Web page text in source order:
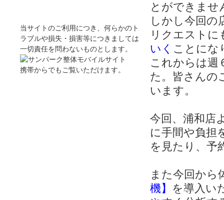
とができませ
しかし今回の
リクエストに
いく ことにな
これからは週
た。皆さんの
います。
今回、浦和店
に手間や負担
を見たり、予
また今回から
機】 を導入い
当サイトのご利用につき、何らかのト
ラブルや損失・損害等につきましては
一切責任を問わないものとします。
携帯からでもご覧いただけます。